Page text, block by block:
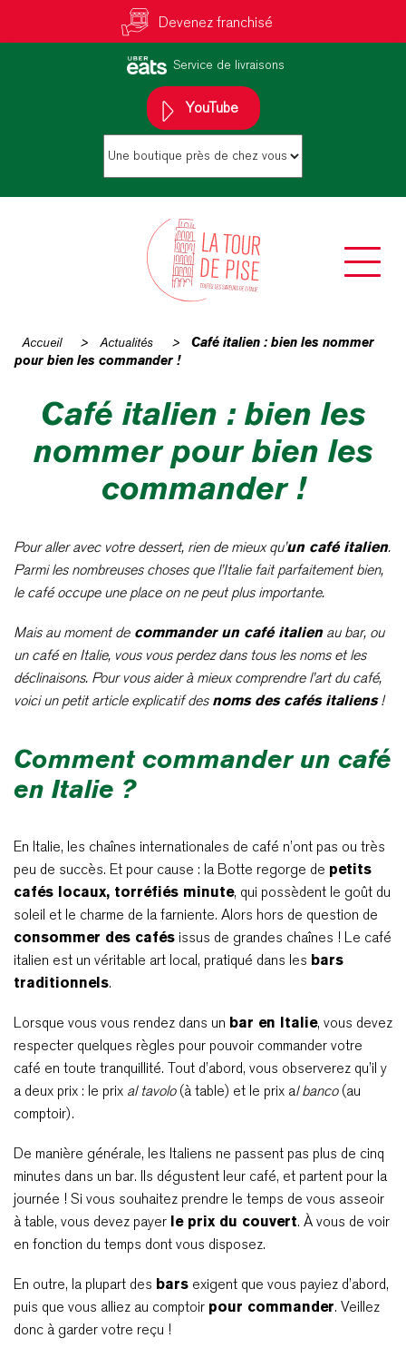
Devenez franchisé
Service de livraisons
YouTube
Accueil > Actualités >
Café italien : bien les nommer
pour bien les commander !
Café italien : bien les
nommer pour bien les
commander !
Pour aller avec votre dessert, rien de mieux qu’un café italien.
Parmi les nombreuses choses que l’Italie fait parfaitement bien,
le café occupe une place on ne peut plus importante.
Mais au moment decommander un café italienau bar, ou
un café en Italie, vous vous perdez dans tous les noms et les
déclinaisons. Pour vous aider à mieux comprendre l’art du café,
voici un petit article explicatif des noms des cafés italiens!
Comment commander un café
en Italie ?
En Italie, les chaînes internationales de café n’ont pas ou très
peu de succès. Et pour cause : la Botte regorge de petits
cafés locaux, torréfiés minute, qui possèdent le goût du
soleil et le charme de la farniente. Alors hors de question de
consommer des cafés issus de grandes chaînes ! Le café
italien est un véritable art local, pratiqué dans les bars
traditionnels.
Lorsque vous vous rendez dans un bar en Italie, vous devez
respecter quelques règles pour pouvoir commander votre
café en toute tranquillité. Tout d’abord, vous observerez qu’il y
a deux prix : le prix al tavolo(à table) et le prix al banco(au
comptoir).
De manière générale, les Italiens ne passent pas plus de cinq
minutes dans un bar. Ils dégustent leur café, et partent pour la
journée ! Si vous souhaitez prendre le temps de vous asseoir
à table, vous devez payer le prix du couvert. À vous de voir
en fonction du temps dont vous disposez.
En outre, la plupart des bars exigent que vous payiez d’abord,
puis que vous alliez au comptoir pour commander. Veillez
donc à garder votre reçu !